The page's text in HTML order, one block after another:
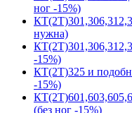
ног -15%)
нужна)
-15%)
КТ(2Т)325 и
-15%)
(без ног -15%)